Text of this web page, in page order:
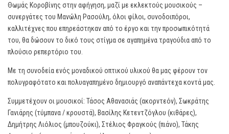
Θωμάς Κοροβίνης στην αφήγηση, μαζί με εκλεκτούς μουσικούς –
συνεργάτες του Μανώλη Ρασούλη, όλοι φίλοι, συνοδοιπόροι,
καλλιτέχνες που επηρεάστηκαν από το έργο και την προσωπικότητά
του, θα δώσουν το δικό τους στίγμα σε αγαπημένα τραγούδια από το
πλούσιο ρεπερτόριο του.
Με τη συνοδεία ενός μοναδικού οπτικού υλικού θα μας φέρουν τον
πολυγραφότατο και πολυαγαπημένο δημιουργό αναπάντεχα κοντά μας.
Συμμετέχουν οι μουσικοί: Τάσος Αθανασιάς (ακορντεόν), Σωκράτης
Γανιάρης (τύμπανα / κρουστά), Βασίλης Κετεντζόγλου (κιθάρες),
Δημήτρης Λιόλιος (μπουζούκι), Στέλιος Φραγκούς (πιάνο), Τάκης